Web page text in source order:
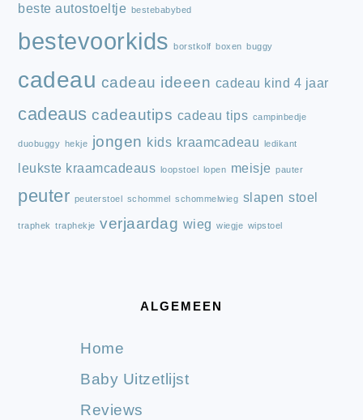
beste autostoeltje bestebabybed
bestevoorkids borstkolf boxen buggy
cadeau cadeau ideeen cadeau kind 4 jaar
cadeaus cadeautips cadeau tips campinbedje
duobuggy hekje jongen kids kraamcadeau ledikant
leukste kraamcadeaus loopstoel lopen meisje pauter
peuter peuterstoel schommel schommelwieg slapen stoel
traphek traphekje verjaardag wieg wiegje wipstoel
ALGEMEEN
Home
Baby Uitzetlijst
Reviews